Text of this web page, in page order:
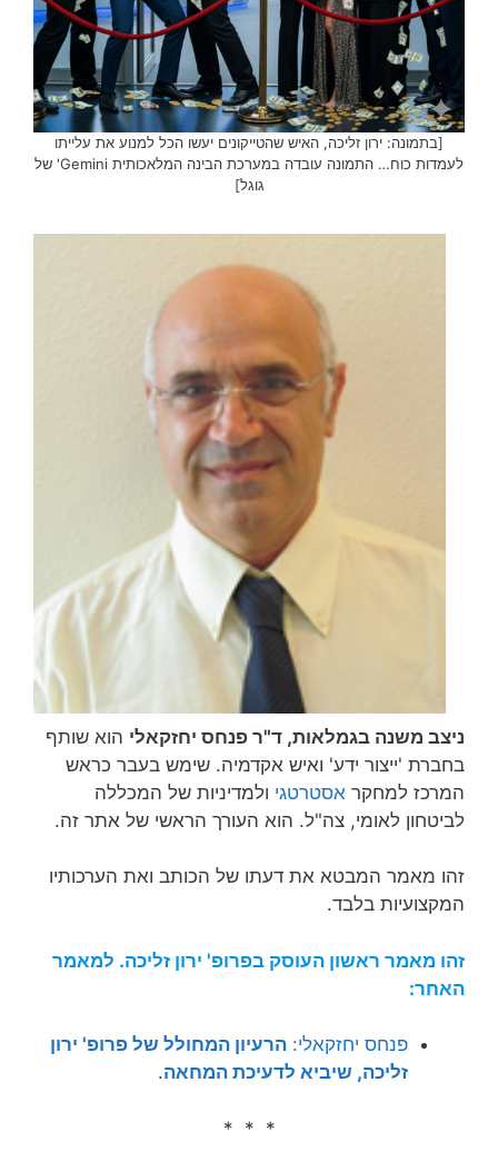
[בתמונה: ירון זליכה, האיש שהטייקונים יעשו הכל למנוע את עלייתו
לעמדות כוח… התמונה עובדה במערכת הבינה המלאכותית Gemini' של
גוגל]
ניצב משנה בגמלאות, ד"ר פנחס יחזקאלי הוא שותף
בחברת 'ייצור ידע' ואיש אקדמיה. שימש בעבר כראש
המרכז למחקר אסטרטגי ולמדיניות של המכללה
לביטחון לאומי, צה"ל. הוא העורך הראשי של אתר זה.
זהו מאמר המבטא את דעתו של הכותב ואת הערכותיו
המקצועיות בלבד.
זהו מאמר ראשון העוסק בפרופ' ירון זליכה. למאמר
האחר:
פנחס יחזקאלי: הרעיון המחולל של פרופ' ירון
זליכה, שיביא לדעיכת המחאה.
* * *